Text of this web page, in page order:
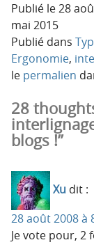
Publié le28
mai 2015
Publié dans
Ergonomie,
le permalien
28
blogs !”
Xu dit :
28 août 2008 à
Je vote pour, 2